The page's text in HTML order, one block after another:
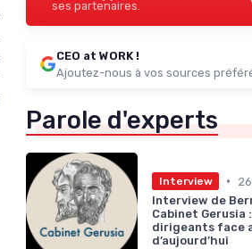
ses partenaires.
CEO at WORK !
Ajoutez-nous à vos sources
Parole d'experts
Interview •
Interview de
Cabinet Gerusia
dirigeants face
d’aujourd’hui